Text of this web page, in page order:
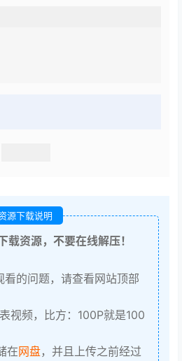
源下载说明
载资源，不要在线解压！
看的问题，请查看网站顶部
视频，比方：100P就是100
在网盘，并且上传之前经过